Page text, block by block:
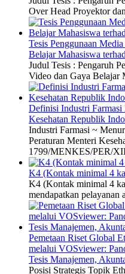
Over Head Proyektor
Tesis Penggunaan
Belajar Mahasiswa
Judul Tesis : Pengaruh
Video dan Gaya Belajar
Definisi Industri Farmasi
Kesehatan Republik
Industri Farmasi ~
Peraturan Menteri
1799/MENKES/PER/
K4 (Kontak minimal 4
K4 (Kontak minimal 4
mendapatkan pelayanan
Pemetaan Riset Global
melalui VOSviewer:
Tesis Manajemen,
Posisi Strategis Topik